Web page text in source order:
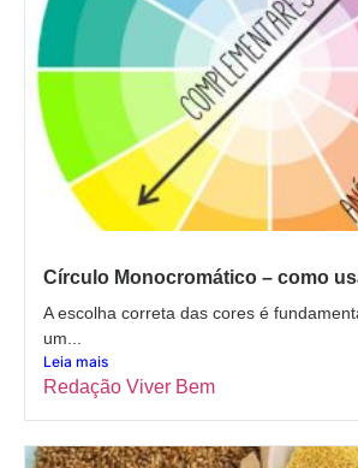
Círculo Monocromático – como
A escolha correta das cores é
um...
Leia mais
Redação Viver Bem